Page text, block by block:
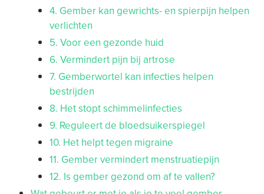
4. Gember kan gewrichts- en spierpijn helpen
verlichten
5. Voor een gezonde huid
6. Vermindert pijn bij artrose
7. Gemberwortel kan infecties helpen
bestrijden
8. Het stopt schimmelinfecties
9. Reguleert de bloedsuikerspiegel
10. Het helpt tegen migraine
11. Gember vermindert menstruatiepijn
12. Is gember gezond om af te vallen?